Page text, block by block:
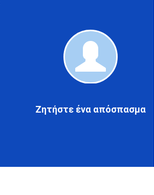
Ζητήστε ένα απόσπασμα